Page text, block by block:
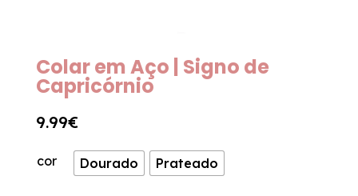
Colar em Aço | Signo de
Capricórnio
9.99€
cor Dourado Prateado